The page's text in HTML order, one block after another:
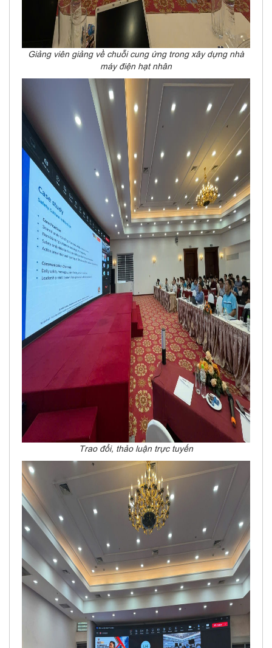
Giảng viên giảng về chuỗi cung ứng trong xây dựng nhà
máy điện hạt nhân
Trao đổi, thảo luận trực tuyến